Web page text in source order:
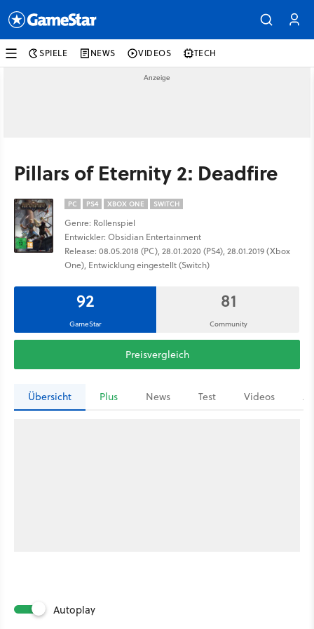
SPIELE NEWS VIDEOS TECH
Pillars of Eternity 2: Deadfire
PC PS4 XBOX ONE SWITCH
Genre: Rollenspiel
Entwickler: Obsidian Entertainment
Release: 08.05.2018 (PC), 28.01.2020 (PS4), 28.01.2019 (Xbox
One), Entwicklung eingestellt (Switch)
92
GameStar
81
Community
Preisvergleich
Übersicht Plus News Test Videos
Autoplay